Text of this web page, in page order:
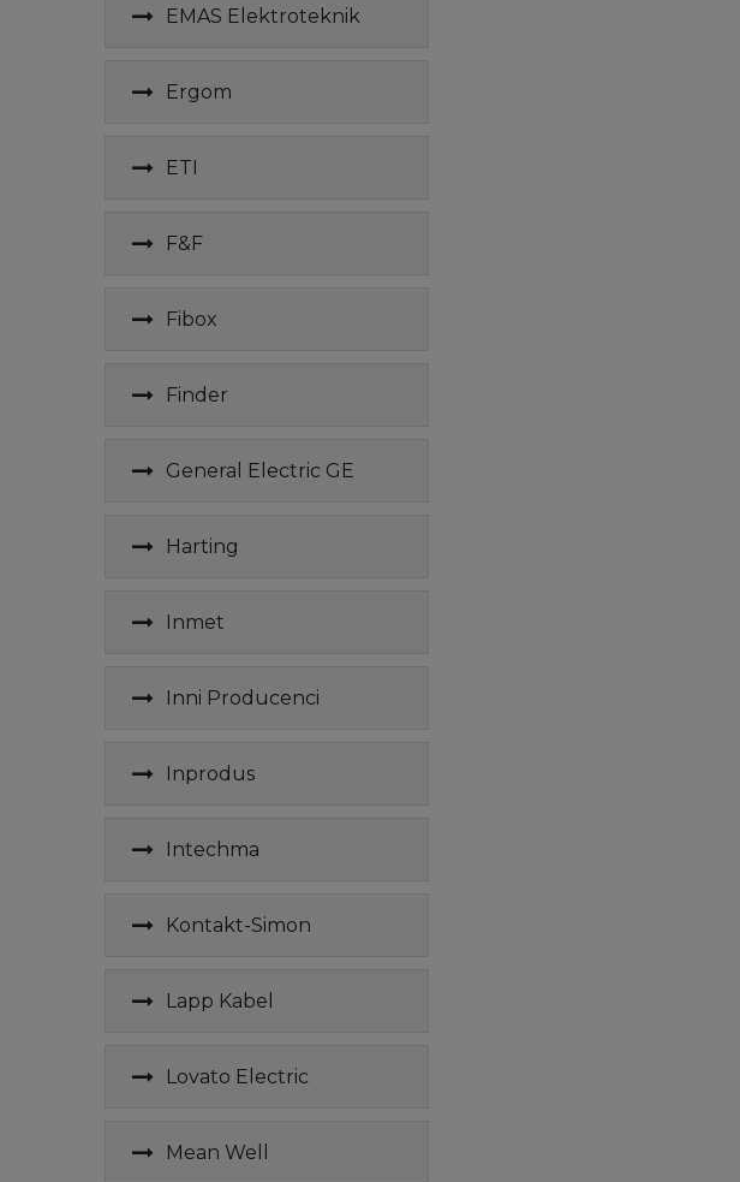
EMAS Elektroteknik
Ergom
ETI
F&F
Fibox
Finder
General Electric GE
Harting
Inmet
Inni Producenci
Inprodus
Intechma
Kontakt-Simon
Lapp Kabel
Lovato Electric
Mean Well